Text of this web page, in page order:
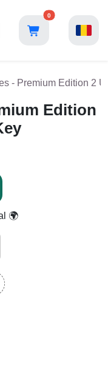
0
- Premium Edition 2
Edition
🌍